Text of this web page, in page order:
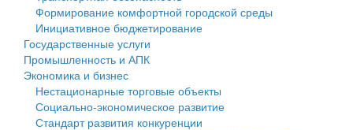
Государственные услуги
Промышленность и АПК
Экономика и бизнес
Символика
Устав
Гостям округа
Туризм
муниципального округа Тверской области
Администрация Кашинского муниципального округа
Тверской области
Управление сельскими территориями
Финансовое управление
Бюджет для граждан
Имущество
Выявление правообладателей ранее учтенных
Формирование комфортной городской среды
Инициативное бюджетирование
Государственные услуги
Промышленность и АПК
Экономика и бизнес
Нестационарные торговые объекты
Социально-экономическое развитие
Стандарт развития конкуренции